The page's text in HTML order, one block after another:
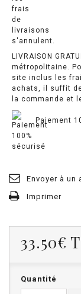
LIVRAISON
métropolitaine.
site inclus les
achats, il suffit
la commande et
Paiement
Envoyer à un
Imprimer
33.50€
Quantité